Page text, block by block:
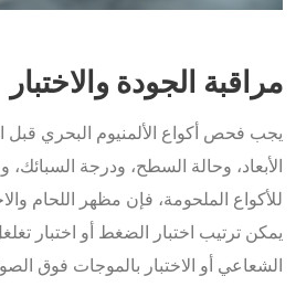
مراقبة الجودة والاختبار
يجب فحص أكواع الألمنيوم البحري قبل
الأبعاد، وحالة السطح، ودرجة السبائك،
للأكواع الملحومة، فإن مظهر اللحام
يمكن ترتيب اختبار الضغط أو اختبار
الشعاعي أو الاختبار بالموجات فوق